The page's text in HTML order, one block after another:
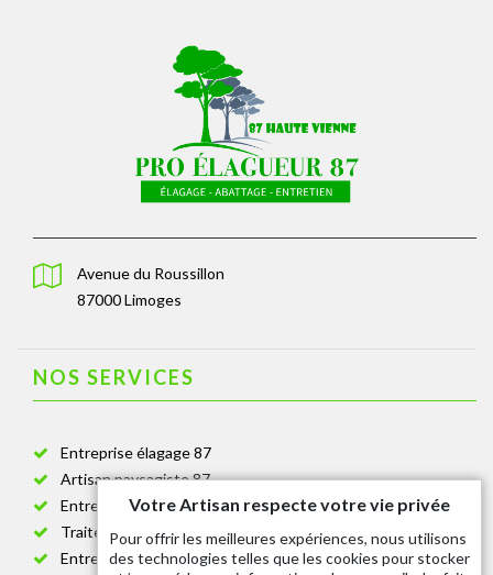
Avenue du Roussillon
87000 Limoges
NOS SERVICES
Entreprise élagage 87
Artisan paysagiste 87
Entreprise de jardinage 87
Traitement anti-chenille 87
Entreprise abattage arbre 87
Votre Artisan respecte votre vie privée
Pour offrir les meilleures expériences, nous utilisons
des technologies telles que les cookies pour stocker